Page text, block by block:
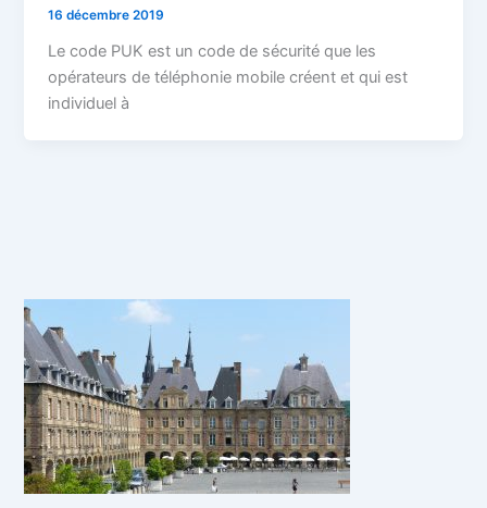
16 décembre 2019
Le code PUK est un code de sécurité que les
opérateurs de téléphonie mobile créent et qui est
individuel à